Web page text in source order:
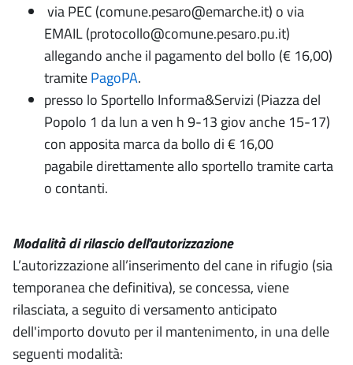
via PEC (comune.pesaro@emarche.it) o via
EMAIL (protocollo@comune.pesaro.pu.it)
allegando anche il pagamento del bollo (€ 16,00)
tramitePagoPA.
presso lo Sportello Informa&Servizi (Piazza del
Popolo 1 da lun a ven h 9-13 giov anche 15-17)
con apposita marca da bollo di € 16,00
pagabile direttamente allo sportello tramite carta
o contanti.
Modalità di rilascio dell'autorizzazione
L’autorizzazione all’inserimento del cane in rifugio (sia
temporanea che definitiva), se concessa, viene
rilasciata, a seguito di versamento anticipato
dell'importo dovuto per il mantenimento, in una delle
seguenti modalità: